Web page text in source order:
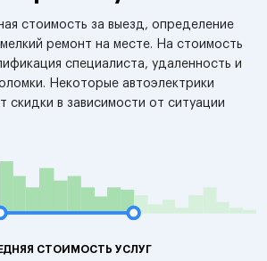
стоимость за выезд, определение
ремонт на месте. На стоимость
специалиста, удаленность и
Некоторые автоэлектрики
скидки в зависимости от ситуации
СТОИМОСТЬ УСЛУГ